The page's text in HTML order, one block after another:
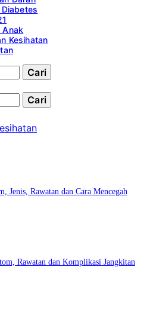
Anak
Kesihatan
Jenis, Rawatan dan Cara Mencegah
Rawatan dan Komplikasi Jangkitan